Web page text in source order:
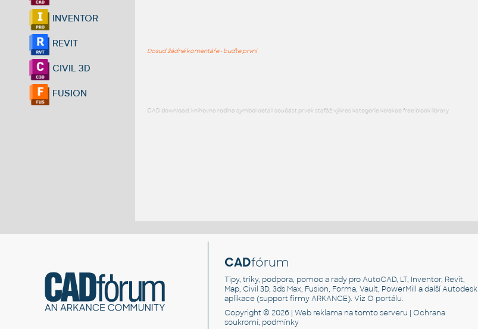
INVENTOR
REVIT
CIVIL 3D
FUSION
Dosud žádné komentáře - buďte první
CAD download: knihovna rodina symbol detail součást prvek stafáž výkres kategorie kolekce free block library
CADfórum
Tipy, triky, podpora, pomoc a rady pro AutoCAD, LT, Inventor, Revit,
Map, Civil 3D, 3ds Max, Fusion, Forma, Vault, PowerMill a další Autodesk
aplikace (support firmy ARKANCE). VizO portálu.
Copyright © 2026 |Web reklama na tomto serveru |Ochrana
soukromí, podmínky